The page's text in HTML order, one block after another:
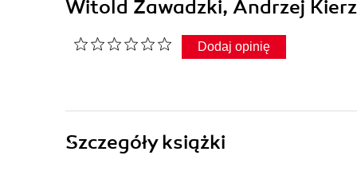
Witold Zawadzki, Andrzej
Dodaj opinię
Szczegółyksiążki